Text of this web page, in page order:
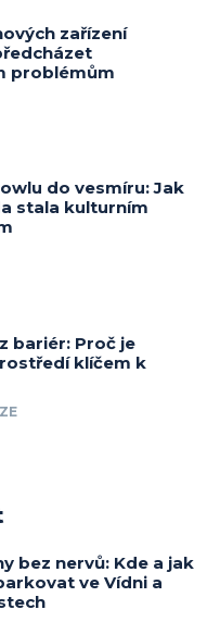
zařízení
problémům
do vesmíru: Jak
stala kulturním
bariér: Proč je
klíčem k
bez nervů: Kde a jak
ve Vídni a